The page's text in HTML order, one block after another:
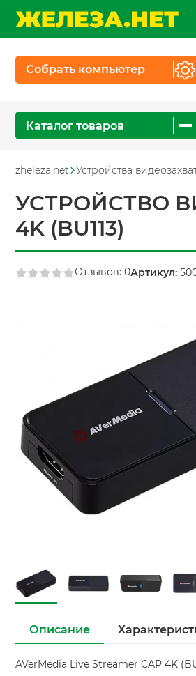
Собрать компьютер
Каталог товаров
zheleza.net Устройства
УСТРОЙСТВО
4K (BU113)
Отзывов: 0Артикул:
Описание
AVerMedia Live Streamer CAP 4K